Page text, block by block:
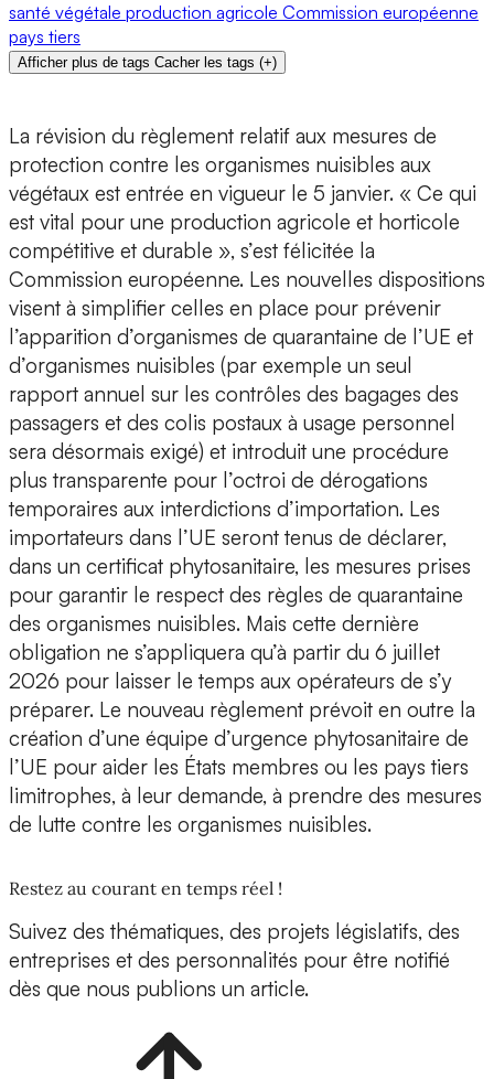
santé végétale production agricole Commission européenne
pays tiers
Afficher plus de tags Cacher les tags (+)
La révision du règlement relatif aux mesures de
protection contre les organismes nuisibles aux
végétaux est entrée en vigueur le 5 janvier. « Ce qui
est vital pour une production agricole et horticole
compétitive et durable », s’est félicitée la
Commission européenne. Les nouvelles dispositions
visent à simplifier celles en place pour prévenir
l’apparition d’organismes de quarantaine de l’UE et
d’organismes nuisibles (par exemple un seul
rapport annuel sur les contrôles des bagages des
passagers et des colis postaux à usage personnel
sera désormais exigé) et introduit une procédure
plus transparente pour l’octroi de dérogations
temporaires aux interdictions d’importation. Les
importateurs dans l’UE seront tenus de déclarer,
dans un certificat phytosanitaire, les mesures prises
pour garantir le respect des règles de quarantaine
des organismes nuisibles. Mais cette dernière
obligation ne s’appliquera qu’à partir du 6 juillet
2026 pour laisser le temps aux opérateurs de s’y
préparer. Le nouveau règlement prévoit en outre la
création d’une équipe d’urgence phytosanitaire de
l’UE pour aider les États membres ou les pays tiers
limitrophes, à leur demande, à prendre des mesures
de lutte contre les organismes nuisibles.
Restez au courant en temps réel !
Suivez des thématiques, des projets législatifs, des
entreprises et des personnalités pour être notifié
dès que nous publions un article.